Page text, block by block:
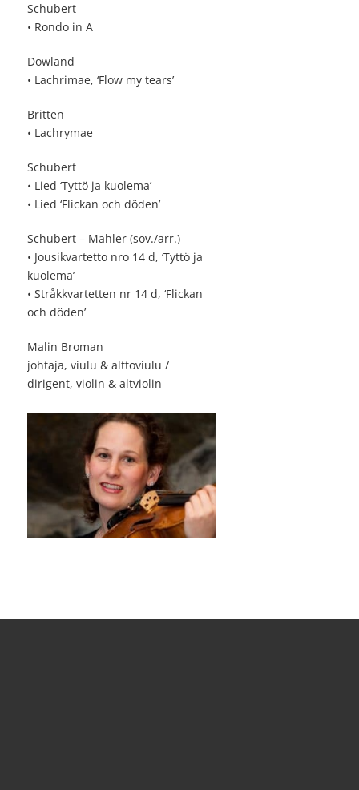
Schubert
• Rondo in A
Dowland
• Lachrimae, ‘Flow my tears’
Britten
• Lachrymae
Schubert
• Lied ‘Tyttö ja kuolema’
• Lied ‘Flickan och döden’
Schubert – Mahler (sov./arr.)
• Jousikvartetto nro 14 d, ‘Tyttö ja
kuolema’
• Stråkkvartetten nr 14 d, ‘Flickan
och döden’
Malin Broman
johtaja, viulu & alttoviulu /
dirigent, violin & altviolin